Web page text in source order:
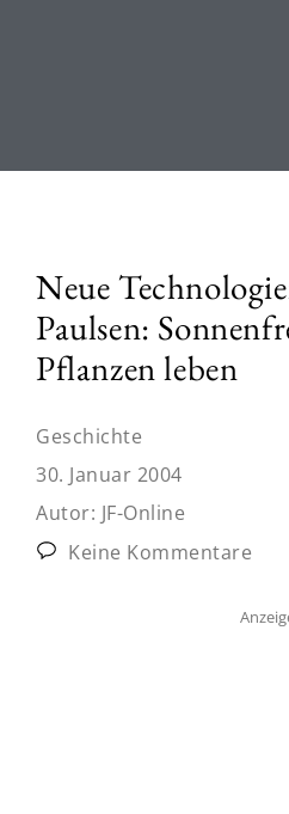
Neue
Paulsen:
Pflanzen leben
Geschichte
30. Januar 2004
Autor: JF-Online
Keine Kommentare